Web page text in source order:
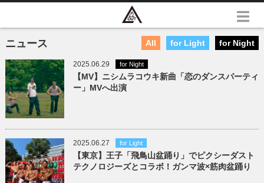
ニュース All for Light for Night
2025.06.29 for Night
【MV】ニシムラコウキ新曲「恋のダンスパーティ
ー」MVへ出演
2025.06.27 for Light
【東京】王子「飛鳥山盆踊り」でピクシーダスト
テクノロジーズとコラボ！ガンマ波×筋肉盆踊り